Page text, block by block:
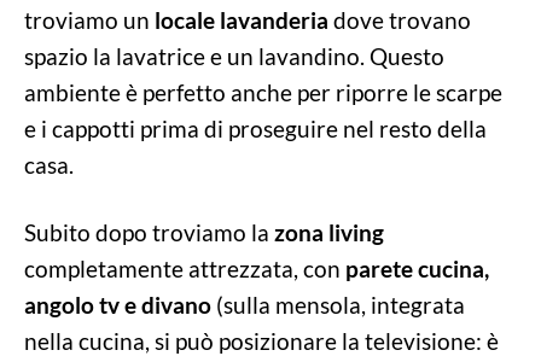
troviamo un locale lavanderia dove trovano
spazio la lavatrice e un lavandino. Questo
ambiente è perfetto anche per riporre le scarpe
e i cappotti prima di proseguire nel resto della
casa.
Subito dopo troviamo la zona living
completamente attrezzata, con parete cucina,
angolo tv e divano (sulla mensola, integrata
nella cucina, si può posizionare la televisione: è